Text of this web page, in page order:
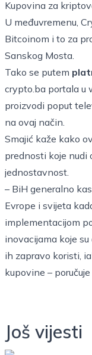
Kupovina za
U međuvremenu,
Bitcoinom i to za
Sanskog Mosta.
Tako se putem
crypto.ba portala u
proizvodi poput
na ovaj način.
Smajić kaže kako
prednosti koje nudi
jednostavnost.
– BiH generalno
Evrope i svijeta
implementacijom
inovacijama koje
ih zapravo koristi,
kupovine – poručuje
Još vijesti